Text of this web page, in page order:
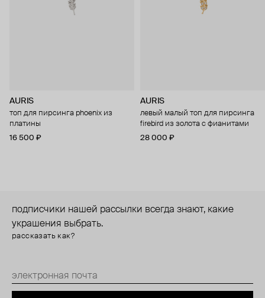
AURIS
топ для пирсинга phoenix из
платины
16 500 ₽
AURIS
левый малый топ для пирсинга
firebird из золота с фианитами
28 000 ₽
подписчики нашей рассылки всегда знают, какие
украшения выбрать.
рассказать как?